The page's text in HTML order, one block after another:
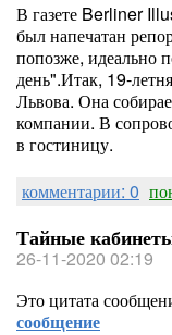
В газете Berliner
был напечатан
попозже, идеально
день".Итак, 19-
Львова. Она
компании. В
в гостиницу.
комментарии: 0
Тайные
26-11-2020 02:19
Это цитата
сообщение